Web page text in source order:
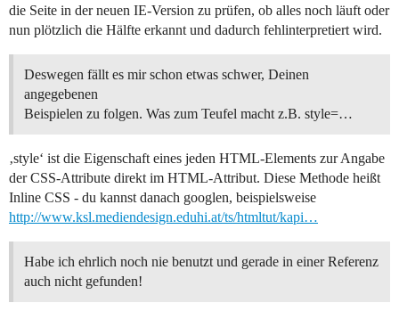
die Seite in der neuen IE-Version zu prüfen, ob alles noch läuft oder
nun plötzlich die Hälfte erkannt und dadurch fehlinterpretiert wird.
Deswegen fällt es mir schon etwas schwer, Deinen
angegebenen
Beispielen zu folgen. Was zum Teufel macht z.B. style=…
‚style‘ ist die Eigenschaft eines jeden HTML-Elements zur Angabe
der CSS-Attribute direkt im HTML-Attribut. Diese Methode heißt
Inline CSS - du kannst danach googlen, beispielsweise
http://www.ksl.mediendesign.eduhi.at/ts/htmltut/kapi…
Habe ich ehrlich noch nie benutzt und gerade in einer Referenz
auch nicht gefunden!